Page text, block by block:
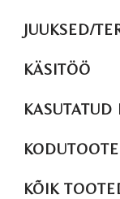
JUUKSED/
KÄSITÖÖ
KÕIK